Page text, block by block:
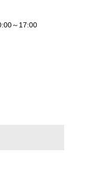
～17:00